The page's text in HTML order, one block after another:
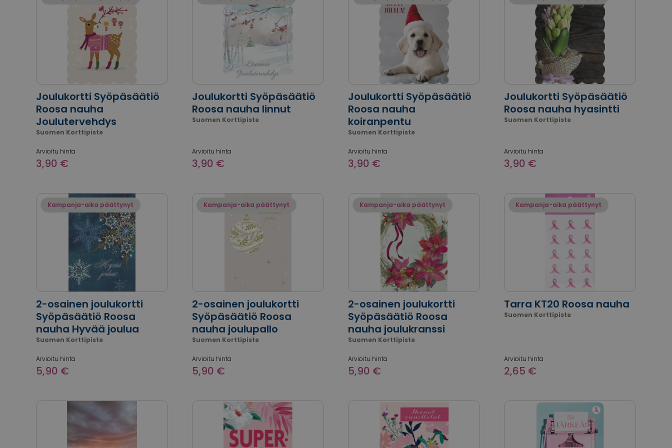
Joulukortti Syöpäsäätiö
Roosa nauha
Joulutervehdys
Suomen Korttipiste
Arvioitu hinta
3,90 €
Joulukortti Syöpäsäätiö
Roosa nauha linnut
Suomen Korttipiste
Arvioitu hinta
3,90 €
Joulukortti Syöpäsäätiö
Roosa nauha
koiranpentu
Suomen Korttipiste
Arvioitu hinta
3,90 €
Joulukortti Syöpäsäätiö
Roosa nauha hyasintti
Suomen Korttipiste
Arvioitu hinta
3,90 €
Kampanja-aika päättynyt
2-osainen joulukortti
Syöpäsäätiö Roosa
nauha Hyvää joulua
Suomen Korttipiste
Arvioitu hinta
5,90 €
Kampanja-aika päättynyt
2-osainen joulukortti
Syöpäsäätiö Roosa
nauha joulupallo
Suomen Korttipiste
Arvioitu hinta
5,90 €
Kampanja-aika päättynyt
2-osainen joulukortti
Syöpäsäätiö Roosa
nauha joulukranssi
Suomen Korttipiste
Arvioitu hinta
5,90 €
Kampanja-aika päättynyt
Tarra KT20 Roosa nauha
Suomen Korttipiste
Arvioitu hinta
2,65 €